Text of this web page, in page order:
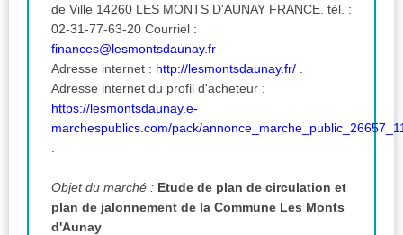
de Ville 14260 LES MONTS D'AUNAY FRANCE. tél. :
02-31-77-63-20 Courriel :
finances@lesmontsdaunay.fr
Adresse internet : http://lesmontsdaunay.fr/
Adresse internet du profil d'acheteur :
https://lesmontsdaunay.e-
marchespublics.com/pack/
Objet du marché : Etude de plan de circulation et
plan de jalonnement de la Commune Les Monts
d'Aunay